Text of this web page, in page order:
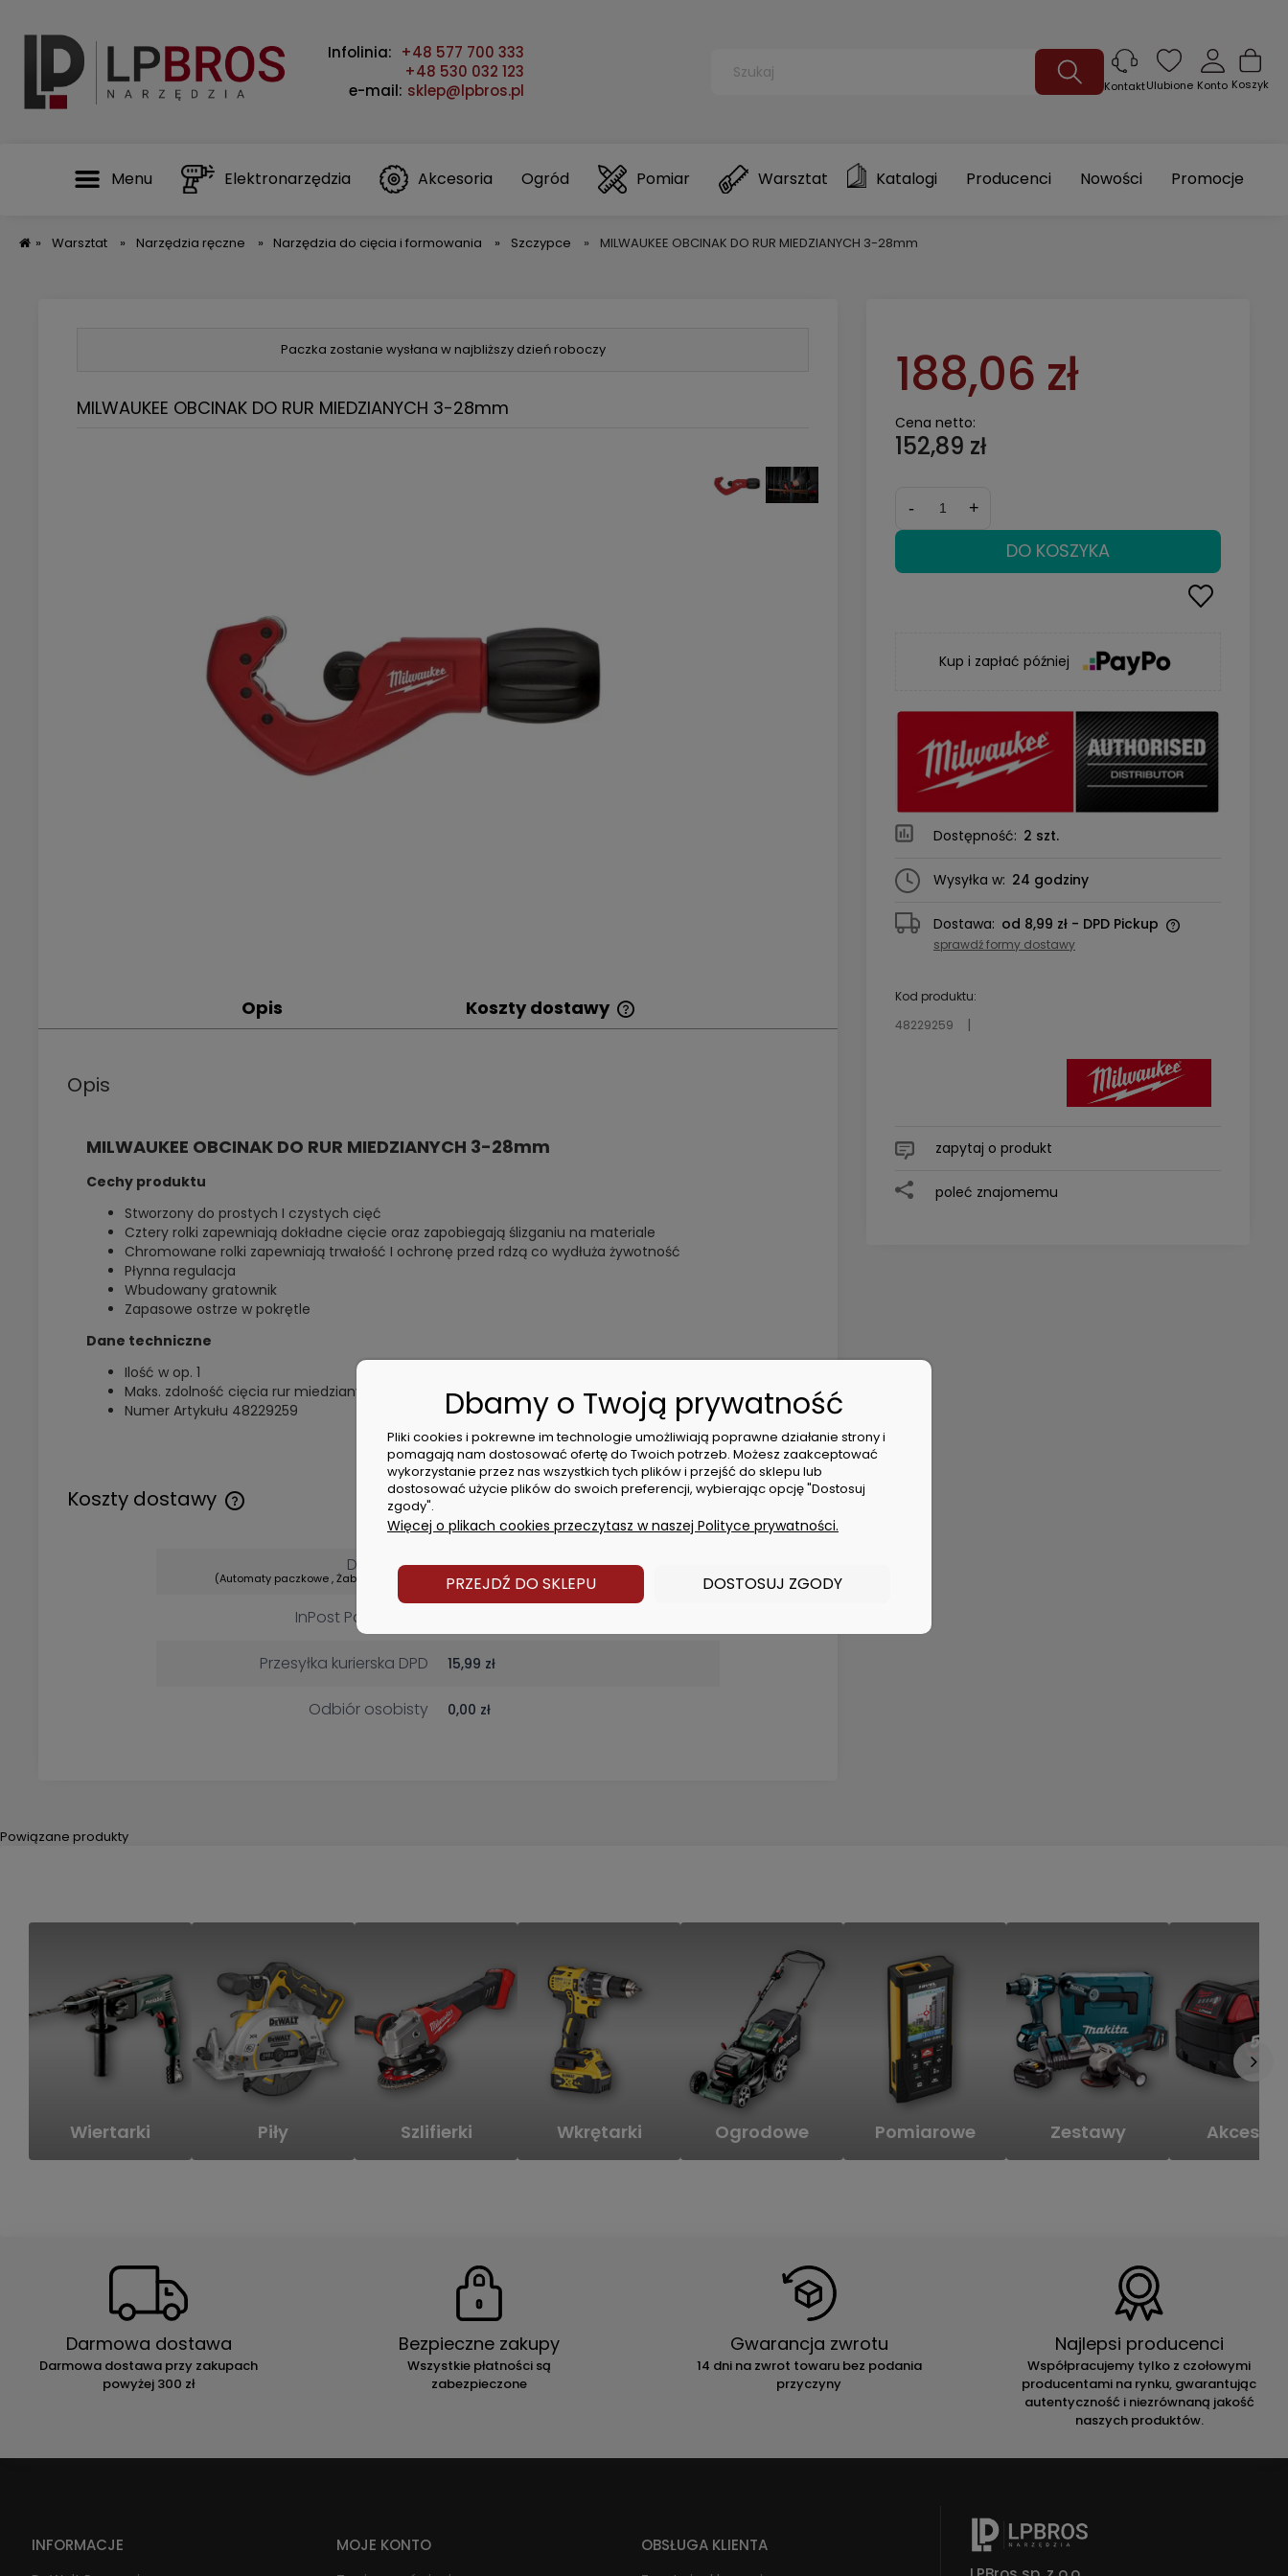
Infolinia: +48 577 700 333
+48 530 032 123
e-mail: sklep@lpbros.pl Koszyk
Konto
Ulubione
Kontakt
Menu Elektronarzędzia Akcesoria Ogród Pomiar Warsztat Katalogi Producenci Nowości Promocje
» Warsztat » Narzędzia ręczne » Narzędzia do cięcia i formowania » Szczypce » MILWAUKEE OBCINAK DO RUR MIEDZIANYCH 3-28mm
Paczka zostanie wysłana w najbliższy dzień roboczy
MILWAUKEE OBCINAK DO RUR MIEDZIANYCH 3-28mm
Opis Koszty dostawy
Opis
MILWAUKEE OBCINAK DO RUR MIEDZIANYCH 3-28mm
Cechy produktu
Stworzony do prostych I czystych cięć
Cztery rolki zapewniają dokładne cięcie oraz zapobiegają ślizganiu na materiale
Chromowane rolki zapewniają trwałość I ochronę przed rdzą co wydłuża żywotność
Płynna regulacja
Wbudowany gratownik
Zapasowe ostrze w pokrętle
Dane techniczne
Ilość w op. 1
Maks. zdolność cięcia rur miedzianych (mm) 3 - 28
Numer Artykułu 48229259
Koszty dostawy
kosztów płatnościDPD Pickup
(Automaty paczkowe , Żabka , Dino, Lidl) 8,99 zł
InPost Paczkomat
Przesyłka kurierska DPD 15,99 zł
Odbiór osobisty 0,00 zł
188,06 zł
Cena netto:
152,89 zł
- +
DO KOSZYKA
Kup i zapłać później
Dostępność: 2 szt.
Wysyłka w: 24 godziny
Dostawa: od 8,99 zł - DPD Pickup
kosztów płatności
sprawdź formy dostawy
Kod produktu:
48229259
zapytaj o produkt
poleć znajomemu
Powiązane produkty
Wiertarki Piły Szlifierki Wkrętarki Ogrodowe Pomiarowe Zestawy
Darmowa dostawa
Darmowa dostawa przy zakupach
powyżej 300 zł
Bezpieczne zakupy
Wszystkie płatności są
zabezpieczone
Gwarancja zwrotu
14 dni na zwrot towaru bez podania
przyczyny
Najlepsi producenci
Współpracujemy tylko z czołowymi
producentami na rynku, gwarantując
autentyczność i niezrównaną jakość
naszych produktów.
INFORMACJE MOJE KONTO OBSŁUGA KLIENTA
Dbamy o Twoją prywatność
Pliki cookies i pokrewne im technologie umożliwiają poprawne działanie strony i
pomagają nam dostosować ofertę do Twoich potrzeb. Możesz zaakceptować
wykorzystanie przez nas wszystkich tych plików i przejść do sklepu lub
dostosować użycie plików do swoich preferencji, wybierając opcję "Dostosuj
zgody".
Więcej o plikach cookies przeczytasz w naszej Polityce prywatności.
PRZEJDŹ DO SKLEPU DOSTOSUJ ZGODY